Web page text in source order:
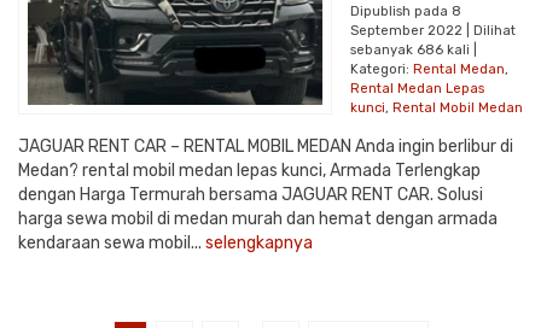
Dipublish pada 8
September 2022 | Dilihat
sebanyak 686 kali |
Kategori: Rental Medan,
Rental Medan Lepas
kunci, Rental Mobil Medan
JAGUAR RENT CAR – RENTAL MOBIL MEDAN Anda ingin berlibur di
Medan? rental mobil medan lepas kunci, Armada Terlengkap
dengan Harga Termurah bersama JAGUAR RENT CAR. Solusi
harga sewa mobil di medan murah dan hemat dengan armada
kendaraan sewa mobil... selengkapnya